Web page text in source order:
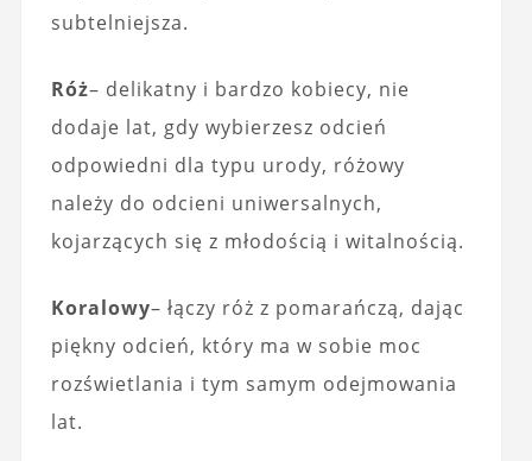
subtelniejsza.
Róż– delikatny i bardzo kobiecy, nie
dodaje lat, gdy wybierzesz odcień
odpowiedni dla typu urody, różowy
należy do odcieni uniwersalnych,
kojarzących się z młodością i witalnością.
Koralowy– łączy róż z pomarańczą, dając
piękny odcień, który ma w sobie moc
rozświetlania i tym samym odejmowania
lat.